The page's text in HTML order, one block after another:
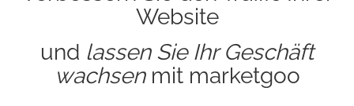
Website
und lassen Sie Ihr Geschäft
wachsenmit marketgoo